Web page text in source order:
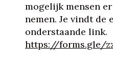
mogelijk mensen
nemen. Je vindt de
onderstaande link.
https://forms.gle/